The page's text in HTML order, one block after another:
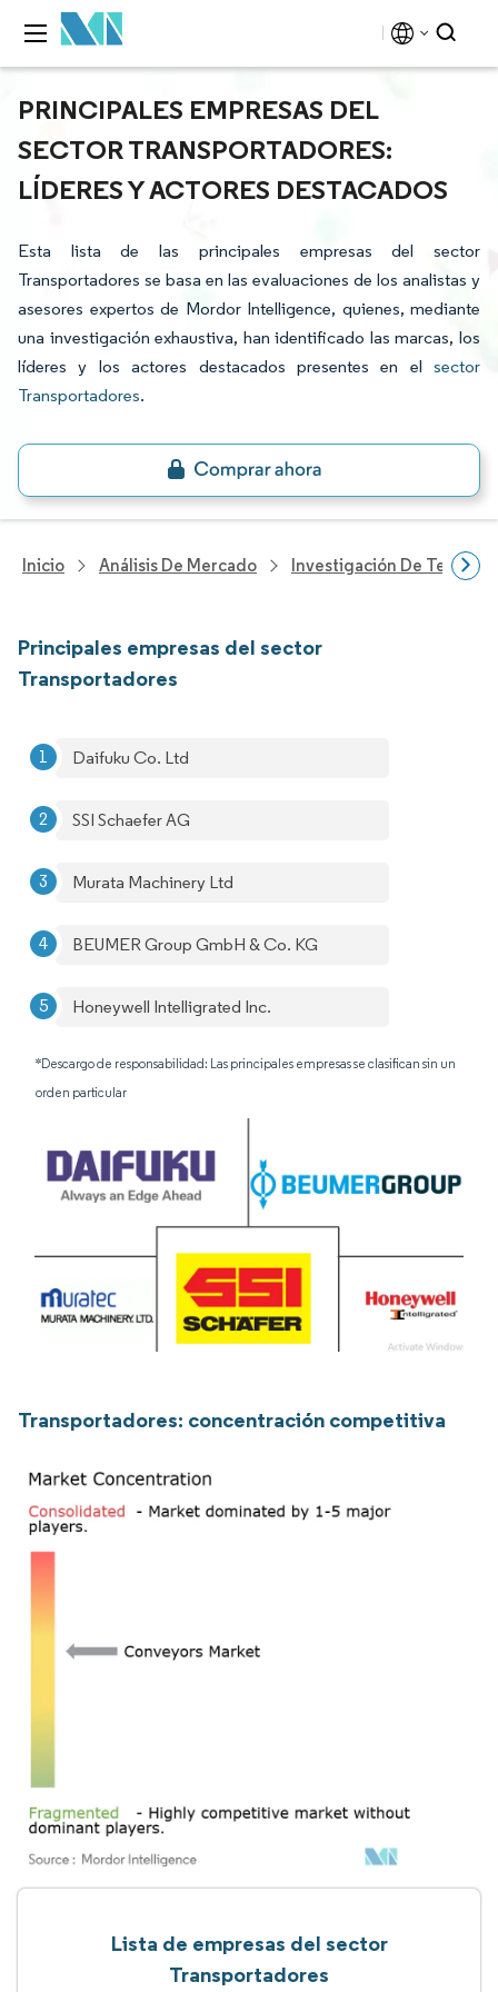
PRINCIPALES EMPRESAS DEL
SECTOR TRANSPORTADORES:
LÍDERES Y ACTORES DESTACADOS
Esta lista de las principales empresas del sector
Transportadores se basa en las evaluaciones de los analistas y
asesores expertos de Mordor Intelligence, quienes, mediante
una investigación exhaustiva, han identificado las marcas, los
líderes y los actores destacados presentes en el sector
Transportadores.
Inicio Análisis De Mercado Investigación De
Principales empresas del sector
Transportadores
Daifuku Co. Ltd
SSI Schaefer AG
Murata Machinery Ltd
BEUMER Group GmbH & Co. KG
Honeywell Intelligrated Inc.
*Descargo de responsabilidad: Las principales empresas se clasifican sin un
orden particular
Transportadores: concentración competitiva
Lista de empresas del sector
Transportadores